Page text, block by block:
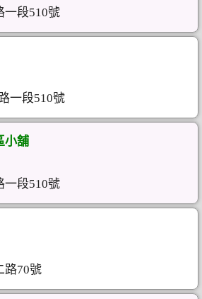
一段510號
一段510號
小舖
一段510號
路70號